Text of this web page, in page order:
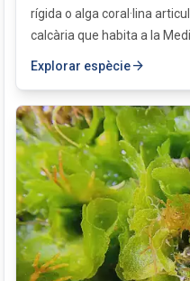
rígida o alga coral·lina
calcària que habita a la
Explorar espèciearrow_forward